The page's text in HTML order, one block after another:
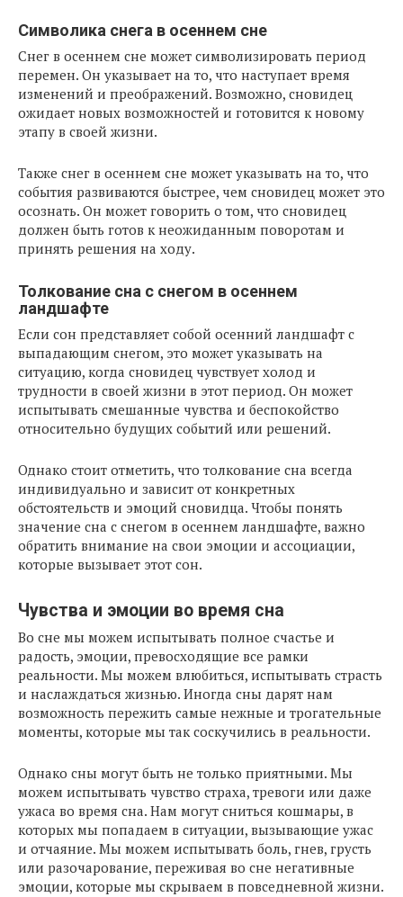
Символика снега в осеннем сне
Снег в осеннем сне может символизировать период
перемен. Он указывает на то, что наступает время
изменений и преображений. Возможно, сновидец
ожидает новых возможностей и готовится к новому
этапу в своей жизни.
Также снег в осеннем сне может указывать на то, что
события развиваются быстрее, чем сновидец может это
осознать. Он может говорить о том, что сновидец
должен быть готов к неожиданным поворотам и
принять решения на ходу.
Толкование сна с снегом в осеннем
ландшафте
Если сон представляет собой осенний ландшафт с
выпадающим снегом, это может указывать на
ситуацию, когда сновидец чувствует холод и
трудности в своей жизни в этот период. Он может
испытывать смешанные чувства и беспокойство
относительно будущих событий или решений.
Однако стоит отметить, что толкование сна всегда
индивидуально и зависит от конкретных
обстоятельств и эмоций сновидца. Чтобы понять
значение сна с снегом в осеннем ландшафте, важно
обратить внимание на свои эмоции и ассоциации,
которые вызывает этот сон.
Чувства и эмоции во время сна
Во сне мы можем испытывать полное счастье и
радость, эмоции, превосходящие все рамки
реальности. Мы можем влюбиться, испытывать страсть
и наслаждаться жизнью. Иногда сны дарят нам
возможность пережить самые нежные и трогательные
моменты, которые мы так соскучились в реальности.
Однако сны могут быть не только приятными. Мы
можем испытывать чувство страха, тревоги или даже
ужаса во время сна. Нам могут сниться кошмары, в
которых мы попадаем в ситуации, вызывающие ужас
и отчаяние. Мы можем испытывать боль, гнев, грусть
или разочарование, переживая во сне негативные
эмоции, которые мы скрываем в повседневной жизни.